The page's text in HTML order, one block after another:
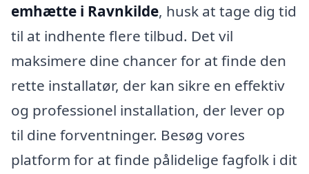
emhætte i Ravnkilde, husk at tage dig tid
til at indhente flere tilbud. Det vil
maksimere dine chancer for at finde den
rette installatør, der kan sikre en effektiv
og professionel installation, der lever op
til dine forventninger. Besøg vores
platform for at finde pålidelige fagfolk i dit